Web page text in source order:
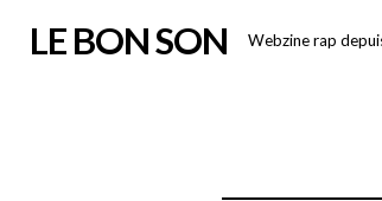
LE BON SON Webzine rap